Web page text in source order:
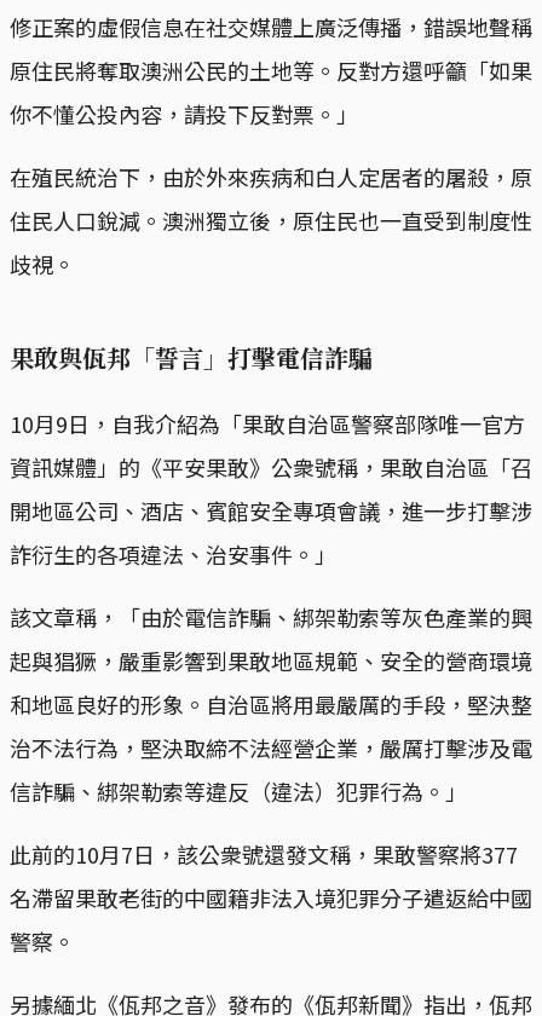
修正案的虛假信息在社交媒體上廣泛傳播，錯誤地聲稱
原住民將奪取澳洲公民的土地等。反對方還呼籲「如果
你不懂公投內容，請投下反對票。」
在殖民統治下，由於外來疾病和白人定居者的屠殺，原
住民人口銳減。澳洲獨立後，原住民也一直受到制度性
歧視。
果敢與佤邦「誓言」打擊電信詐騙
10月9日，自我介紹為「果敢自治區警察部隊唯一官方
資訊媒體」的《平安果敢》公衆號稱，果敢自治區「召
開地區公司、酒店、賓館安全專項會議，進一步打擊涉
詐衍生的各項違法、治安事件。」
該文章稱，「由於電信詐騙、綁架勒索等灰色產業的興
起與猖獗，嚴重影響到果敢地區規範、安全的營商環境
和地區良好的形象。自治區將用最嚴厲的手段，堅決整
治不法行為，堅決取締不法經營企業，嚴厲打擊涉及電
信詐騙、綁架勒索等違反（違法）犯罪行為。」
此前的10月7日，該公衆號還發文稱，果敢警察將377
名滯留果敢老街的中國籍非法入境犯罪分子遣返給中國
警察。
另據緬北《佤邦之音》發布的《佤邦新聞》指出，佤邦